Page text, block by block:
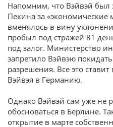
Напомним, что Вэйвэй был
Пекина за
вменялось в вину
пробыл под стражей 81
под залог. Министерство
запретило Вэйвэю
разрешения. Все это
Вэйвэя в Германию.
Однако Вэйвэй сам уже не
обосноваться в Берлине.
открытие в марте